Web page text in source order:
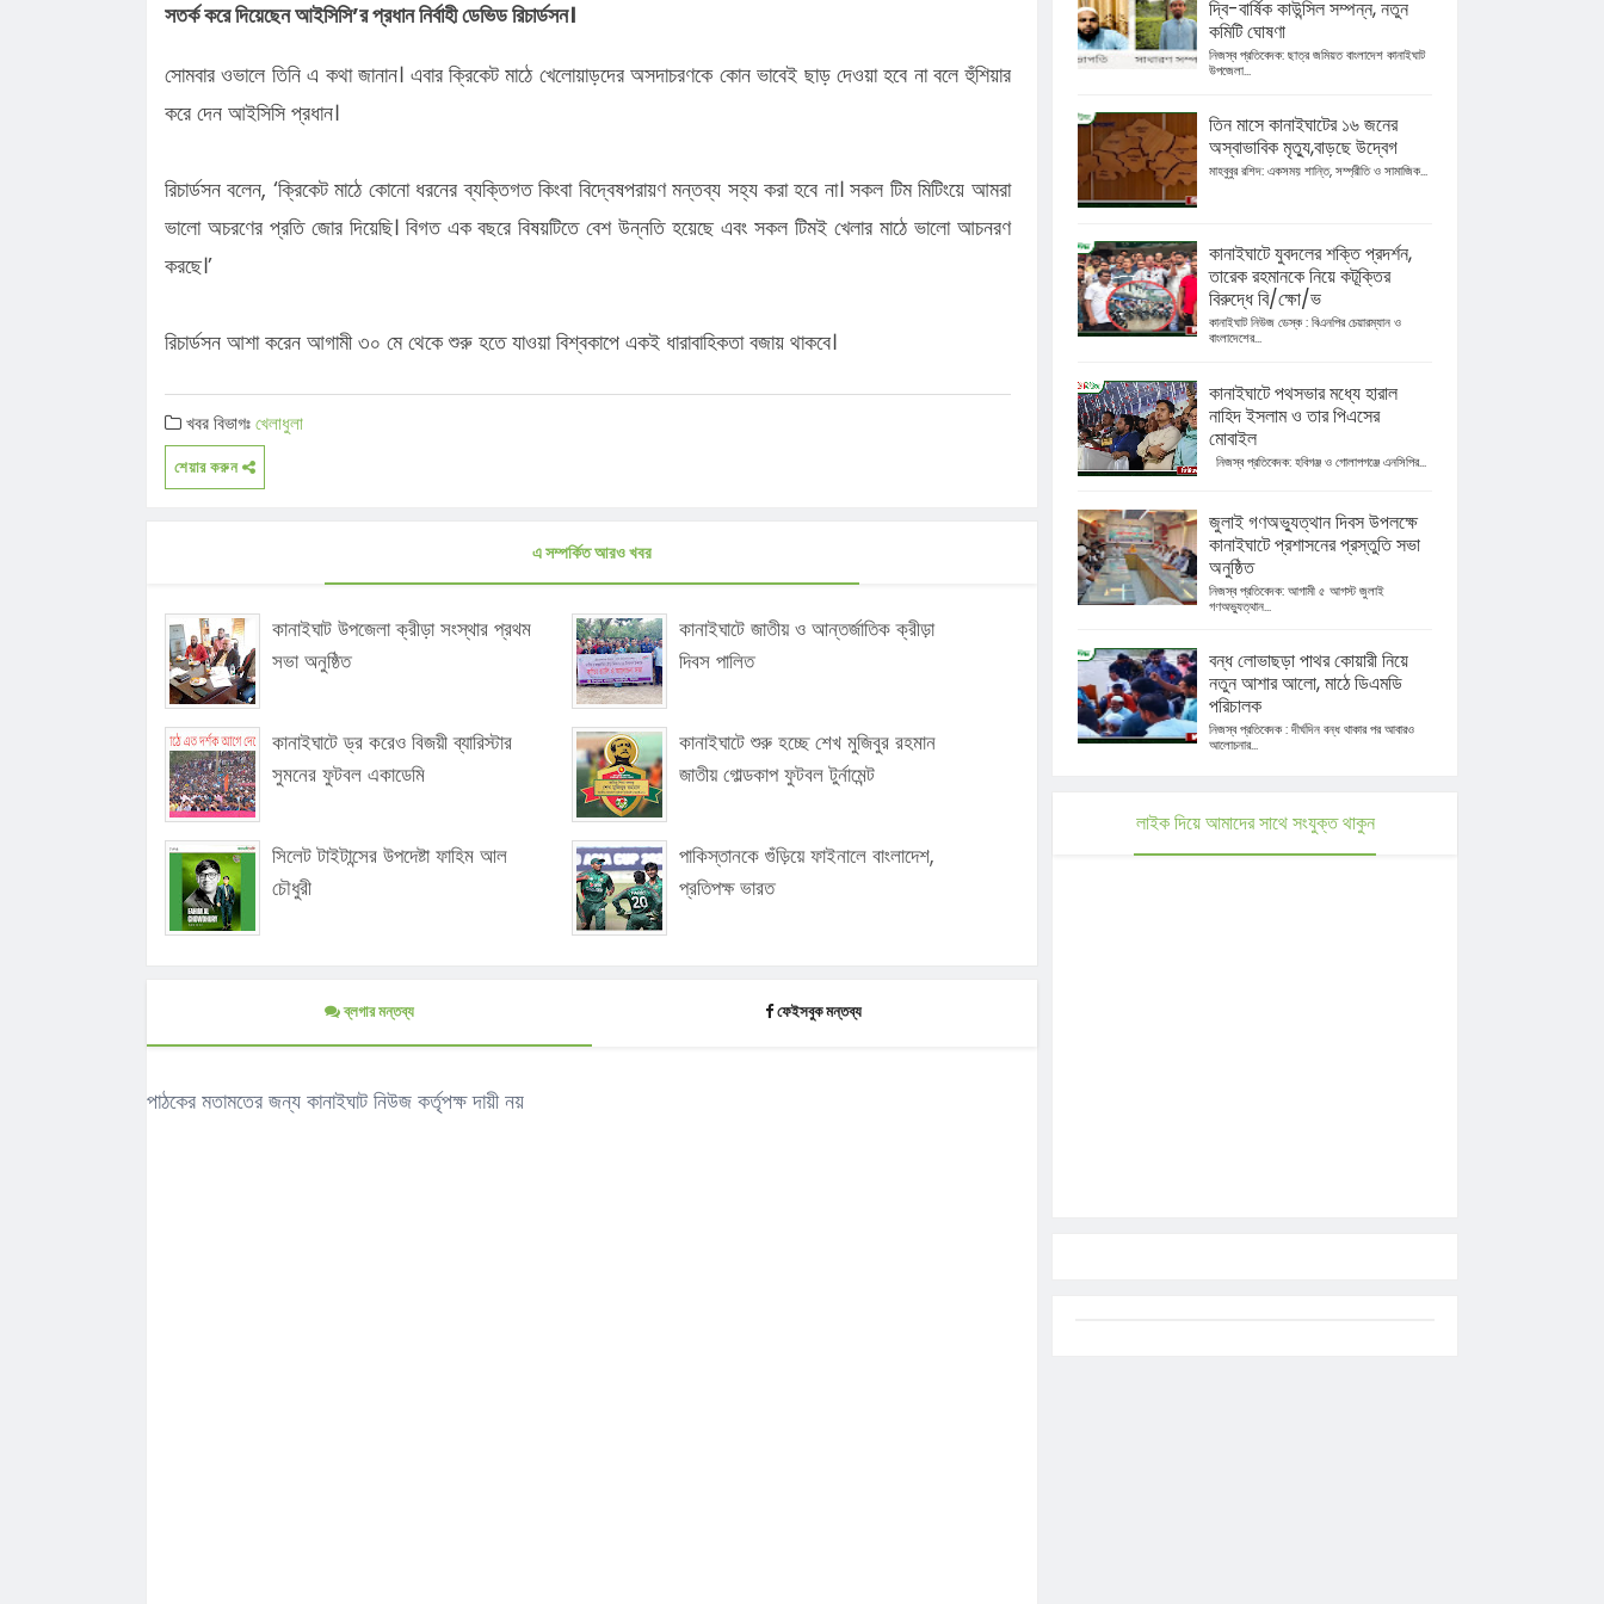
সতর্ক করে দিয়েছেন আইসিসি’র প্রধান নির্বাহী ডেভিড রিচার্ডসন।
সোমবার ওভালে তিনি এ কথা জানান। এবার ক্রিকেট মাঠে খেলোয়াড়দের অসদাচরণকে কোন ভাবেই ছাড় দেওয়া হবে না বলে হুঁশিয়ার
করে দেন আইসিসি প্রধান।
রিচার্ডসন বলেন, ‘ক্রিকেট মাঠে কোনো ধরনের ব্যক্তিগত কিংবা বিদ্বেষপরায়ণ মন্তব্য সহ্য করা হবে না। সকল টিম মিটিংয়ে আমরা
ভালো অচরণের প্রতি জোর দিয়েছি। বিগত এক বছরে বিষয়টিতে বেশ উন্নতি হয়েছে এবং সকল টিমই খেলার মাঠে ভালো আচনরণ
করছে।’
রিচার্ডসন আশা করেন আগামী ৩০ মে থেকে শুরু হতে যাওয়া বিশ্বকাপে একই ধারাবাহিকতা বজায় থাকবে।
খবর বিভাগঃখেলাধুলা
শেয়ার করুন
এ সম্পর্কিত আরও খবর
কানাইঘাট উপজেলা ক্রীড়া সংস্থার প্রথম
সভা অনুষ্ঠিত
কানাইঘাটে জাতীয় ও আন্তর্জাতিক ক্রীড়া
দিবস পালিত
কানাইঘাটে ড্র করেও বিজয়ী ব্যারিস্টার
সুমনের ফুটবল একাডেমি
কানাইঘাটে শুরু হচ্ছে শেখ মুজিবুর রহমান
জাতীয় গোল্ডকাপ ফুটবল টুর্নামেন্ট
সিলেট টাইটান্সের উপদেষ্টা ফাহিম আল
চৌধুরী
পাকিস্তানকে গুঁড়িয়ে ফাইনালে বাংলাদেশ,
প্রতিপক্ষ ভারত
ব্লগার মন্তব্য ফেইসবুক মন্তব্য
পাঠকের মতামতের জন্য কানাইঘাট নিউজ কর্তৃপক্ষ দায়ী নয়
দ্বি-বার্ষিক কাউন্সিল সম্পন্ন, নতুন
কমিটি ঘোষণা
নিজস্ব প্রতিবেদক: ছাত্র জমিয়ত বাংলাদেশ কানাইঘাট
উপজেলা...
তিন মাসে কানাইঘাটের ১৬ জনের
অস্বাভাবিক মৃত্যু,বাড়ছে উদ্বেগ
মাহবুবুর রশিদ: একসময় শান্তি, সম্প্রীতি ও সামাজিক...
কানাইঘাটে যুবদলের শক্তি প্রদর্শন,
তারেক রহমানকে নিয়ে কটূক্তির
বিরুদ্ধে বি/ক্ষো/ভ
কানাইঘাট নিউজ ডেস্ক : বিএনপির চেয়ারম্যান ও
বাংলাদেশের...
কানাইঘাটে পথসভার মধ্যে হারাল
নাহিদ ইসলাম ও তার পিএসের
মোবাইল
নিজস্ব প্রতিবেদক: হবিগঞ্জ ও গোলাপগঞ্জে এনসিপির...
জুলাই গণঅভ্যুত্থান দিবস উপলক্ষে
কানাইঘাটে প্রশাসনের প্রস্তুতি সভা
অনুষ্ঠিত
নিজস্ব প্রতিবেদক: আগামী ৫ আগস্ট জুলাই
গণঅভ্যুত্থান...
বন্ধ লোভাছড়া পাথর কোয়ারী নিয়ে
নতুন আশার আলো, মাঠে ডিএমডি
পরিচালক
নিজস্ব প্রতিবেদক : দীর্ঘদিন বন্ধ থাকার পর আবারও
আলোচনার...
লাইক দিয়ে আমাদের সাথে সংযুক্ত থাকুন